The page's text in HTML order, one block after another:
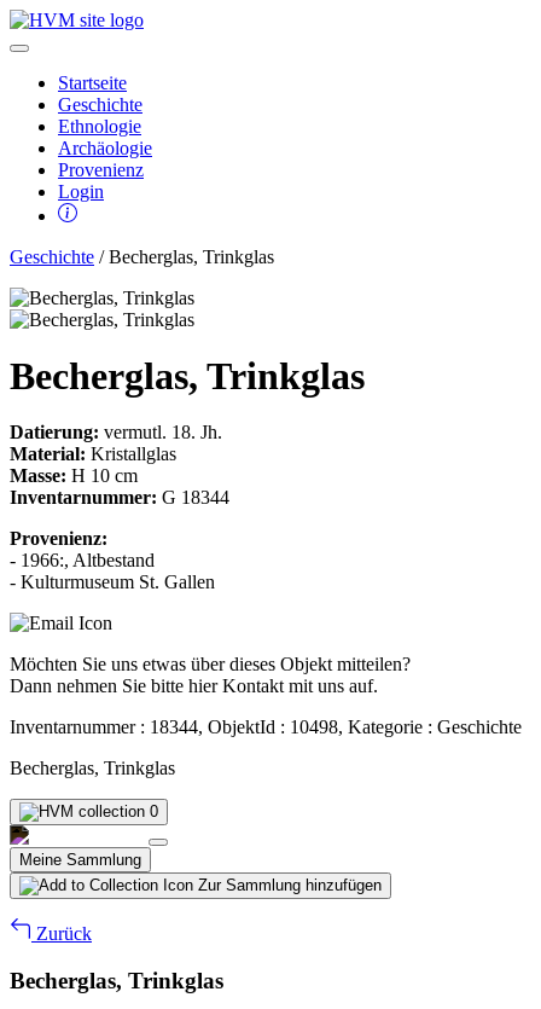
Startseite
Geschichte
Ethnologie
Archäologie
Provenienz
Login
Geschichte / Becherglas, Trinkglas
Becherglas, Trinkglas
Datierung: vermutl. 18. Jh.
Material: Kristallglas
Masse: H 10 cm
Inventarnummer: G 18344
Provenienz:
- 1966:, Altbestand
- Kulturmuseum St. Gallen
Möchten Sie uns etwas über dieses Objekt mitteilen?
Dann nehmen Sie bitte hier Kontakt mit uns auf.
Inventarnummer : 18344, ObjektId : 10498, Kategorie : Geschichte
Becherglas, Trinkglas
0
Meine Sammlung
Zur Sammlung hinzufügen
Zurück
Becherglas, Trinkglas